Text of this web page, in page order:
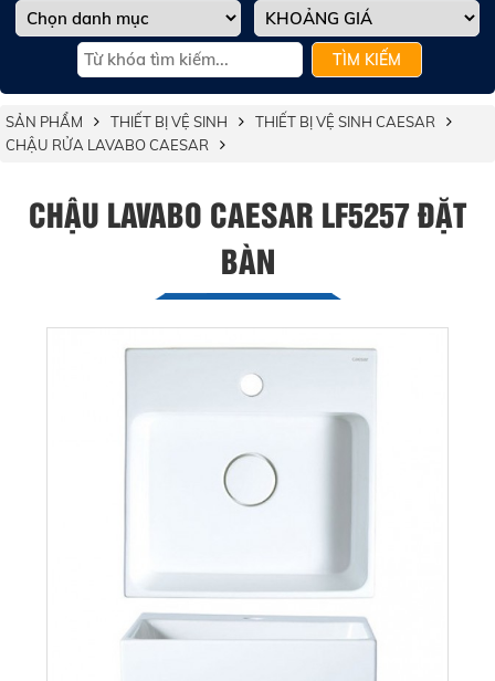
TÌM KIẾM
SẢN PHẨM THIẾT BỊ VỆ SINH
THIẾT BỊ VỆ SINH CAESAR
CHẬU RỬA LAVABO CAESAR
CHẬU LAVABO CAESAR LF5257 ĐẶT
BÀN